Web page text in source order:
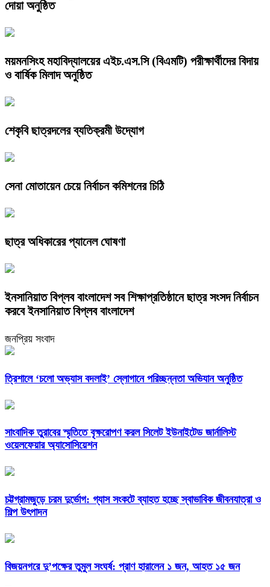
দোয়া অনুষ্ঠিত
ময়মনসিংহ মহাবিদ্যালয়ের এইচ.এস.সি (বিএমটি) পরীক্ষার্থীদের বিদায়
ও বার্ষিক মিলাদ অনুষ্ঠিত
শেকৃবি ছাত্রদলের ব্যতিক্রমী উদ্যোগ
সেনা মোতায়েন চেয়ে নির্বাচন কমিশনের চিঠি
ছাত্র অধিকারের প্যানেল ঘোষণা
ইনসানিয়াত বিপ্লব বাংলাদেশ সব শিক্ষাপ্রতিষ্ঠানে ছাত্র সংসদ নির্বাচন
করবে ইনসানিয়াত বিপ্লব বাংলাদেশ
জনপ্রিয় সংবাদ
‎ত্রিশালে ‘চলো অভ্যাস বদলাই’ স্লোগানে পরিচ্ছন্নতা অভিযান অনুষ্ঠিত
সাংবাদিক তুরাবের স্মৃতিতে বৃক্ষরোপণ করল সিলেট ইউনাইটেড জার্নালিস্ট
ওয়েলফেয়ার অ্যাসোসিয়েশন
চট্টগ্রামজুড়ে চরম দুর্ভোগ: গ্যাস সংকটে ব্যাহত হচ্ছে স্বাভাবিক জীবনযাত্রা ও
শিল্প উৎপাদন
বিজয়নগরে দু’পক্ষের তুমুল সংঘর্ষ: প্রাণ হারালেন ১ জন, আহত ১৫ জন